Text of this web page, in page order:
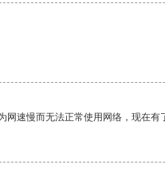
速慢而无法正常使用网络，现在有